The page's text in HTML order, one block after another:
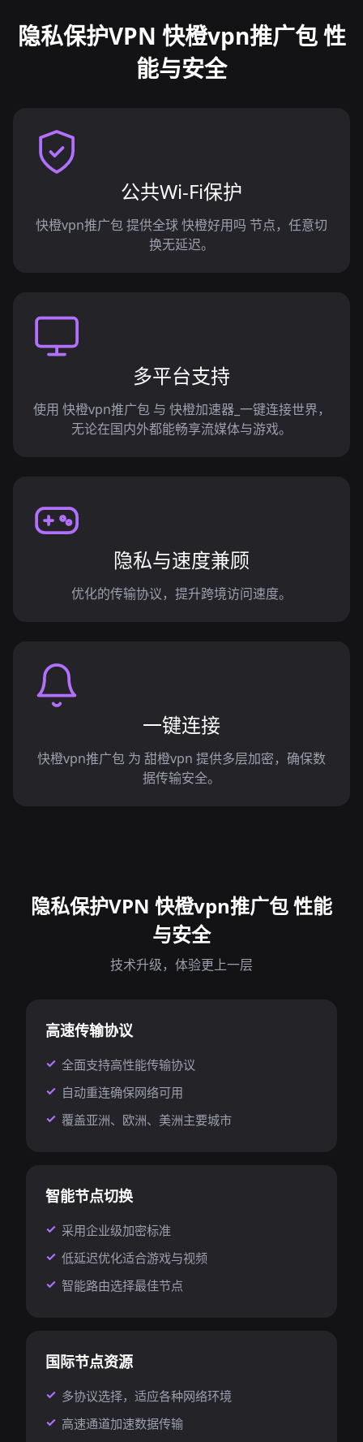
隐私保护VPN 快橙vpn推广包 性
能与安全
公共Wi-Fi保护
快橙vpn推广包 提供全球 快橙好用吗 节点，任意切
换无延迟。
多平台支持
使用 快橙vpn推广包 与 快橙加速器_一键连接世界，
无论在国内外都能畅享流媒体与游戏。
隐私与速度兼顾
优化的传输协议，提升跨境访问速度。
一键连接
快橙vpn推广包 为 甜橙vpn 提供多层加密，确保数
据传输安全。
隐私保护VPN 快橙vpn推广包 性能
与安全
技术升级，体验更上一层
高速传输协议
全面支持高性能传输协议
自动重连确保网络可用
覆盖亚洲、欧洲、美洲主要城市
智能节点切换
采用企业级加密标准
低延迟优化适合游戏与视频
智能路由选择最佳节点
国际节点资源
多协议选择，适应各种网络环境
高速通道加速数据传输